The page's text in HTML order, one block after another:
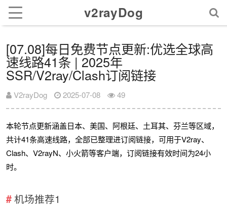
v2rayDog
[07.08]每日免费节点更新:优选全球高
速线路41条 | 2025年
SSR/V2ray/Clash订阅链接
V2rayDog 2025-07-08 49
本轮节点更新涵盖日本、美国、阿根廷、土耳其、芬兰等区域，
共计41条高速线路，全部已整理进订阅链接，可用于V2ray、
Clash、V2rayN、小火箭等客户端，订阅链接有效时间为24小
时。
机场推荐1